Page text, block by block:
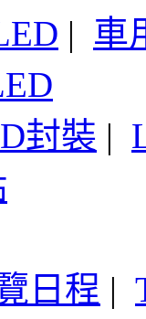
| 車
封裝 |
日程 |